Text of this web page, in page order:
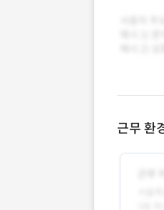
근무 환